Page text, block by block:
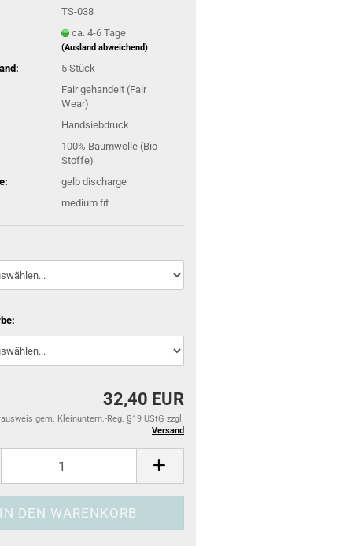
TS-038
ca. 4-6 Tage
(Ausland abweichend)
5 Stück
Fair gehandelt (Fair
Wear)
Handsiebdruck
100% Baumwolle (Bio-
Stoffe)
gelb discharge
medium fit
32,40 EUR
gem. Kleinuntern.-Reg. §19 UStG zzgl.
Versand